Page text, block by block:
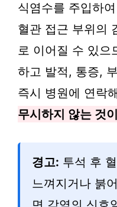
식염수를 주입하
혈관 접근 부위의
로 이어질 수 있으
하고 발적, 통증,
즉시 병원에 연락
무시하지 않는 것
경고: 투석 후
느껴지거나 붉